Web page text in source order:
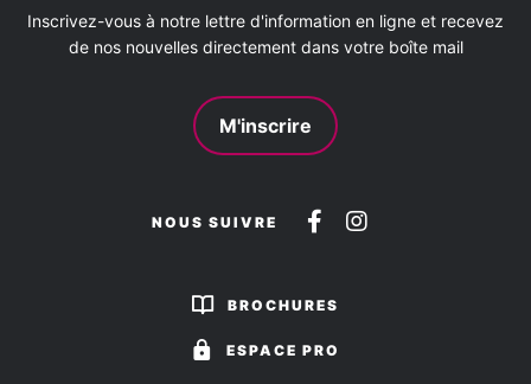
Inscrivez-vous à notre lettre d'information en ligne et recevez
de nos nouvelles directement dans votre boîte mail
M'inscrire
NOUS SUIVRE
Suivez-
sur
Suivez-
BROCHURES
ESPACE PRO